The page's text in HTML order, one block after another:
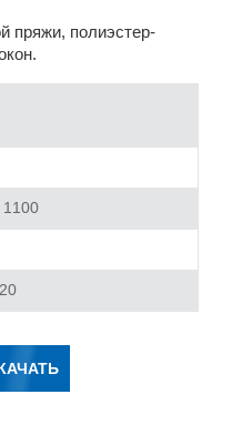
пряжи, полиэстер-
1100